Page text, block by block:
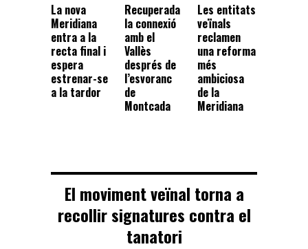
La nova
Meridiana
entra a la
recta final i
espera
estrenar-se
a la tardor
Recuperada
la connexió
amb el
Vallès
després de
l’esvoranc
de
Montcada
Les entitats
veïnals
reclamen
una reforma
més
ambiciosa
de la
Meridiana
El moviment veïnal torna a
recollir signatures contra el
tanatori